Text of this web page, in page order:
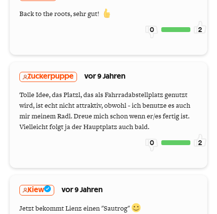
Back to the roots, sehr gut!
0 2
Zuckerpuppe vor 9 Jahren
Tolle Idee, das Platzl, das als Fahrradabstellplatz genutzt
wird, ist echt nicht attraktiv, obwohl - ich benutze es auch
mir meinem Radl. Dreue mich schon wenn er/es fertig ist.
Vielleicht folgt ja der Hauptplatz auch bald.
0 2
Kiew vor 9 Jahren
Jetzt bekommt Lienz einen "Sautrog"